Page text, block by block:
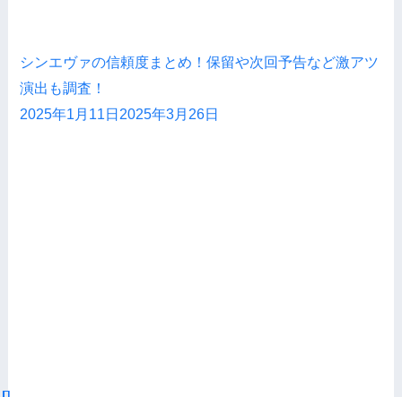
シンエヴァの信頼度まとめ！保留や次回予告など激アツ
演出も調査！
2025年1月11日 2025年3月26日